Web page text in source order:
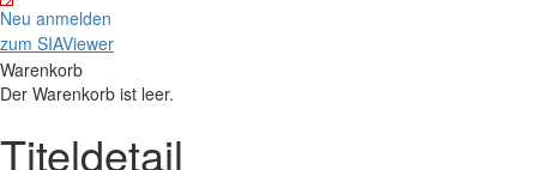
Neu anmelden
zum SIAViewer
Warenkorb
Der Warenkorb ist leer.
Titeldetail